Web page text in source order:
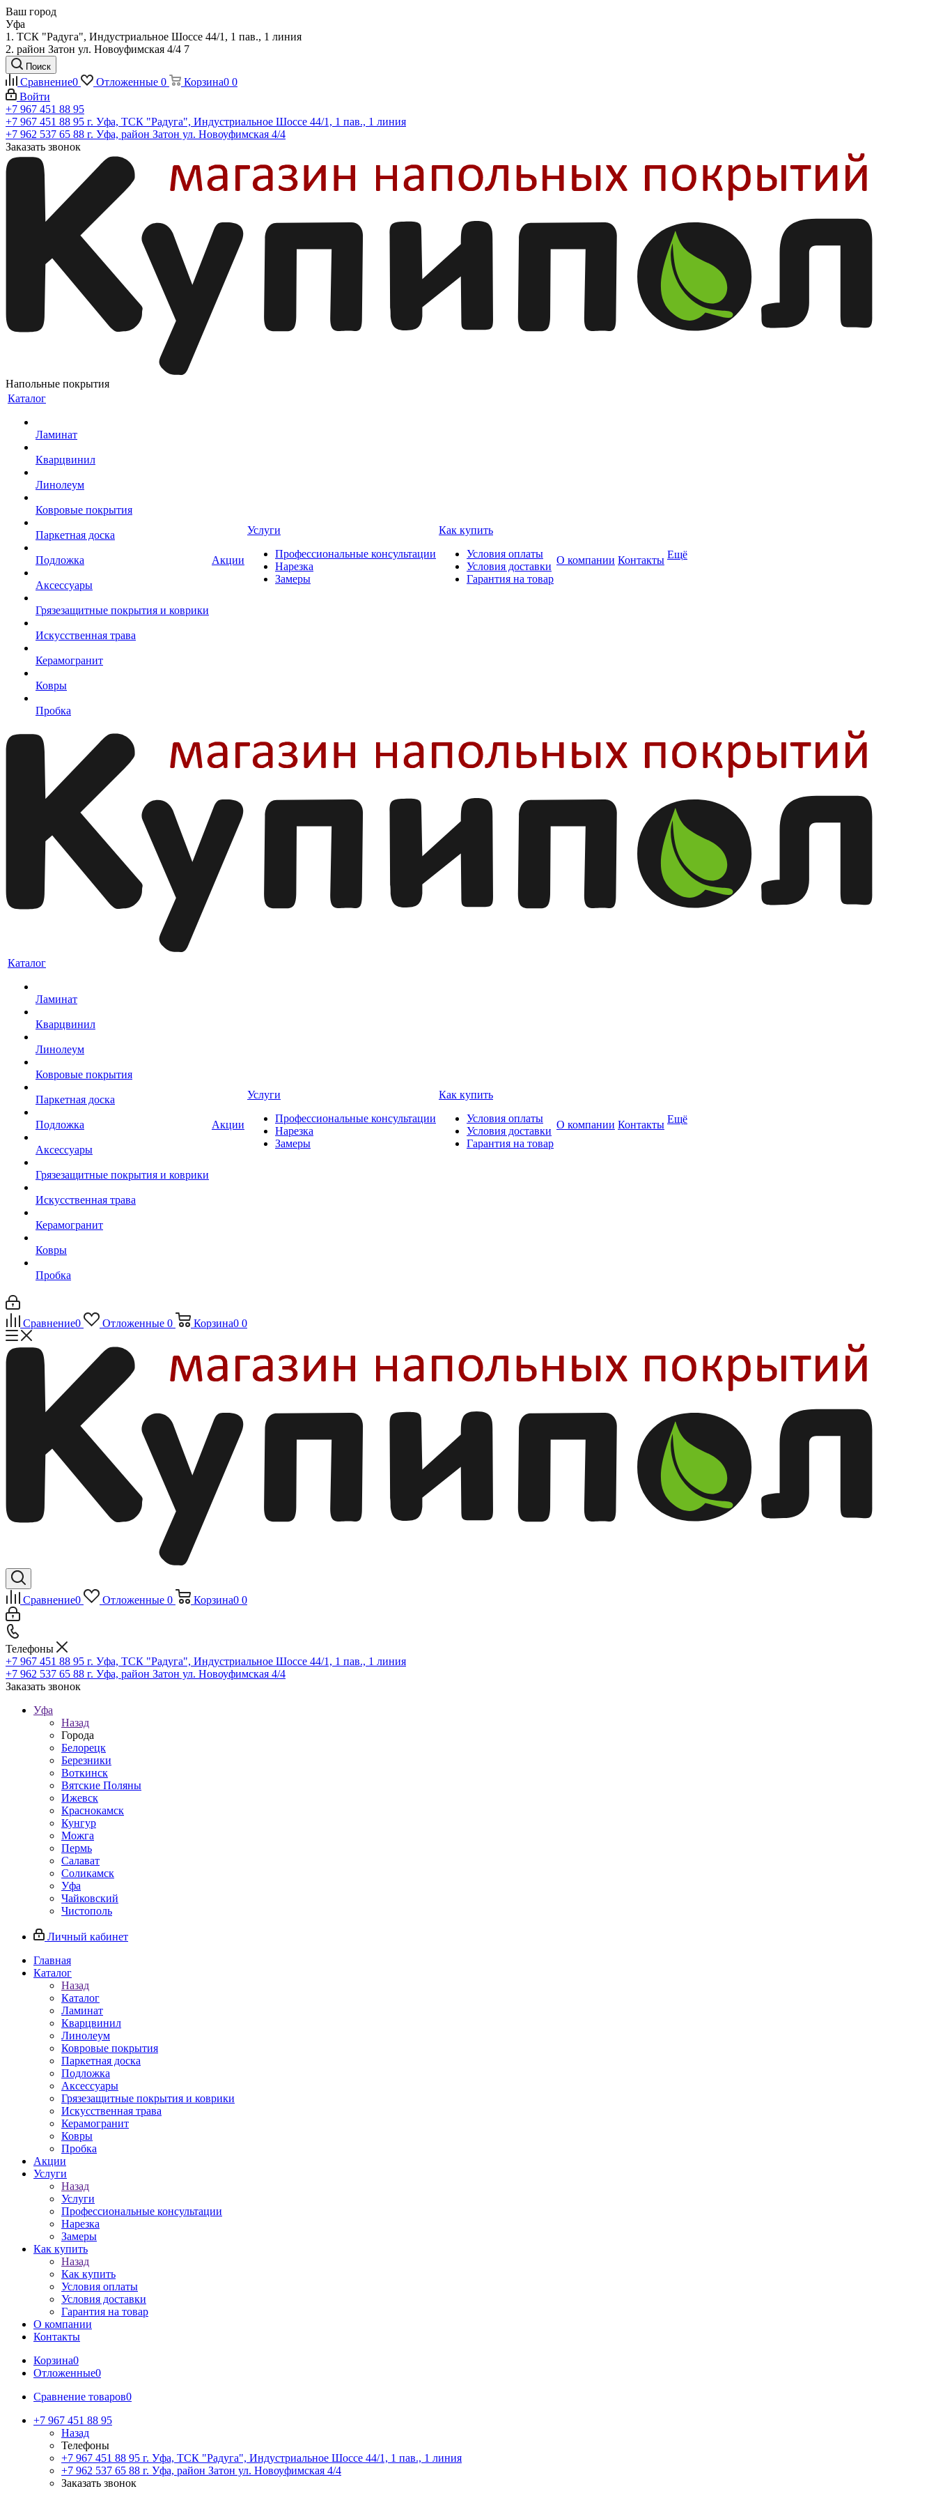
Ваш город
Уфа
1. ТСК "Радуга", Индустриальное Шоссе 44/1, 1 пав., 1 линия
2. район Затон ул. Новоуфимская 4/4 7
Поиск
Сравнение0 Отложенные 0 Корзина0 0
Войти
+7 967 451 88 95
+7 967 451 88 95 г. Уфа, ТСК "Радуга", Индустриальное Шоссе 44/1, 1 пав., 1 линия
+7 962 537 65 88 г. Уфа, район Затон ул. Новоуфимская 4/4
Заказать звонок
Напольные покрытия
Каталог
Ламинат
Кварцвинил
Линолеум
Ковровые покрытия
Паркетная доска
Подложка
Аксессуары
Грязезащитные покрытия и коврики
Искусственная трава
Керамогранит
Ковры
Пробка
Акции
Услуги
Профессиональные консультации
Нарезка
Замеры
Как купить
Условия оплаты
Условия доставки
Гарантия на товар
О компании Контакты Ещё
Каталог
Ламинат
Кварцвинил
Линолеум
Ковровые покрытия
Паркетная доска
Подложка
Аксессуары
Грязезащитные покрытия и коврики
Искусственная трава
Керамогранит
Ковры
Пробка
Акции
Услуги
Профессиональные консультации
Нарезка
Замеры
Как купить
Условия оплаты
Условия доставки
Гарантия на товар
О компании Контакты Ещё
Сравнение0 Отложенные 0 Корзина0 0
Сравнение0 Отложенные 0 Корзина0 0
Телефоны
+7 967 451 88 95 г. Уфа, ТСК "Радуга", Индустриальное Шоссе 44/1, 1 пав., 1 линия
+7 962 537 65 88 г. Уфа, район Затон ул. Новоуфимская 4/4
Заказать звонок
Уфа
Назад
Города
Белорецк
Березники
Воткинск
Вятские Поляны
Ижевск
Краснокамск
Кунгур
Можга
Пермь
Салават
Соликамск
Уфа
Чайковский
Чистополь
Личный кабинет
Главная
Каталог
Назад
Каталог
Ламинат
Кварцвинил
Линолеум
Ковровые покрытия
Паркетная доска
Подложка
Аксессуары
Грязезащитные покрытия и коврики
Искусственная трава
Керамогранит
Ковры
Пробка
Акции
Услуги
Назад
Услуги
Профессиональные консультации
Нарезка
Замеры
Как купить
Назад
Как купить
Условия оплаты
Условия доставки
Гарантия на товар
О компании
Контакты
Корзина0
Отложенные0
Сравнение товаров0
+7 967 451 88 95
Назад
Телефоны
+7 967 451 88 95 г. Уфа, ТСК "Радуга", Индустриальное Шоссе 44/1, 1 пав., 1 линия
+7 962 537 65 88 г. Уфа, район Затон ул. Новоуфимская 4/4
Заказать звонок